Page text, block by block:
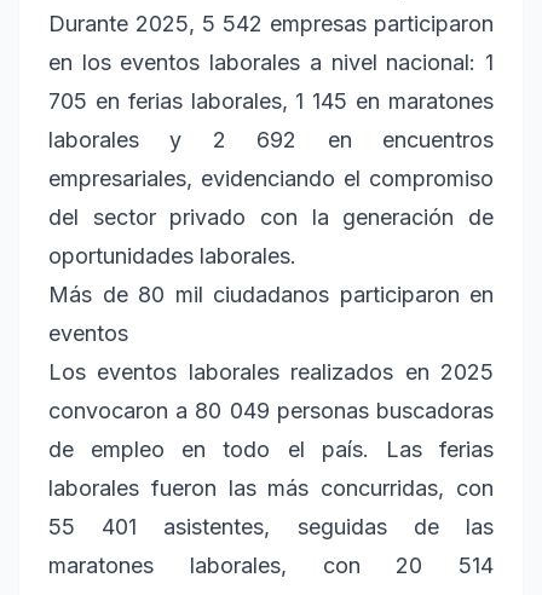
Durante 2025, 5 542 empresas participaron
en los eventos laborales a nivel nacional: 1
705 en ferias laborales, 1 145 en maratones
laborales y 2 692 en encuentros
empresariales, evidenciando el compromiso
del sector privado con la generación de
oportunidades laborales.
Más de 80 mil ciudadanos participaron en
eventos
Los eventos laborales realizados en 2025
convocaron a 80 049 personas buscadoras
de empleo en todo el país. Las ferias
laborales fueron las más concurridas, con
55 401 asistentes, seguidas de las
maratones laborales, con 20 514